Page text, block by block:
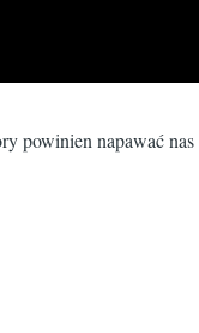
powinien napawać